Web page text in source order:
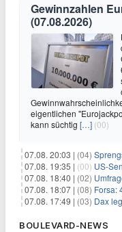
Gewinnzahlen
(07.08.2026)
eigentlichen
kann süchtig […] (00)
07.08. 20:03 | (04)
07.08. 19:35 | (00) US-
07.08. 18:40 | (02)
07.08. 18:07 | (08) Forsa: 47
07.08. 17:49 | (03) Dax
BOULEVARD-NEWS